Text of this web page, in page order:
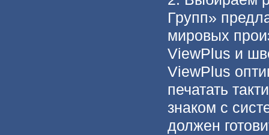
Групп»
мировых
ViewPlus и
ViewPlus
печатать
знаком с
должен